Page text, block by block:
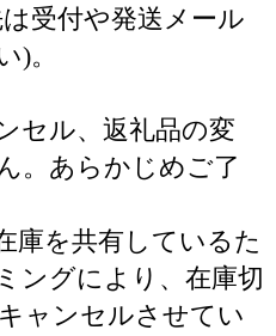
受付や発送メール
)。
セル、返礼品の変
。あらかじめご了
庫を共有しているた
ングにより、在庫切
ャンセルさせてい